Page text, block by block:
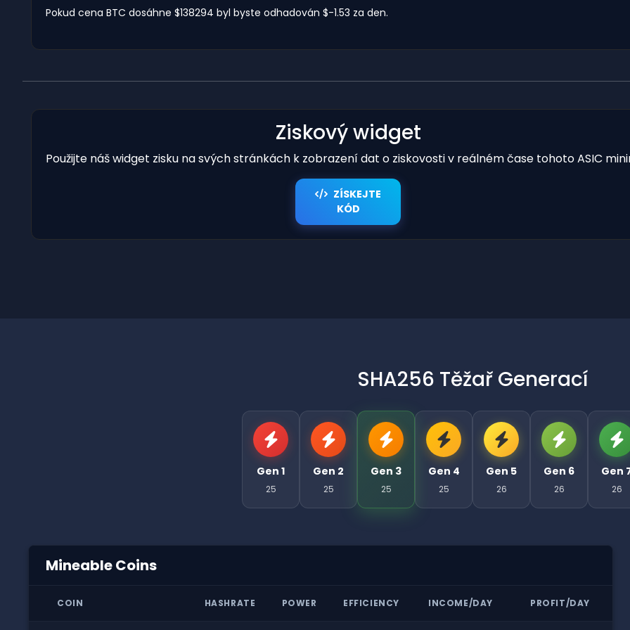
Pokud cena BTC dosáhne $138294 byl byste odhadován $-1.53 za den.
Ziskový widget
Použijte náš widget zisku na svých stránkách k zobrazení dat o ziskovosti v reálném čase tohoto ASIC
ZÍSKEJTE
KÓD
SHA256 Těžař Generací
Gen 1
25
Gen 2
25
Gen 3
25
Gen 4
25
Gen 5
26
Gen 6
26
Gen
26
Mineable Coins
COIN HASHRATE POWER EFFICIENCY INCOME/DAY PROFIT/DAY